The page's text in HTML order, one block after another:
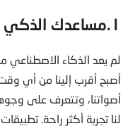
١.مساعدك الذكي في كل لحظة
لم يعد الذكاء الاصطناعي
أصبح أقرب إلينا من أي
أصواتنا، وتتعرف على
لنا تجربة أكثر راحة.